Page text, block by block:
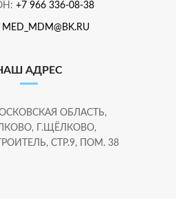
+7 966 336-08-38
MED_MDM@BK.RU
АДРЕС
ОБЛАСТЬ,
Г.ЩЁЛКОВО,
СТР.9, ПОМ. 38